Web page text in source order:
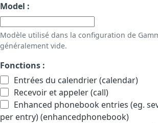
Model :
Modèle utilisé dans la configuration de
généralement vide.
Fonctions :
Entrées du calendrier (calendar)
Recevoir et appeler (call)
Enhanced phonebook entries (eg.
per entry) (enhancedphonebook)